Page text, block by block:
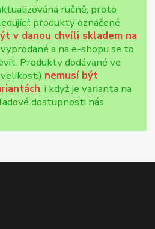
ručně, proto
produkty označené
v danou chvíli skladem na
a na e-shopu se to
Produkty dodávané ve
nemusí být
, i když je varianta na
dostupnosti nás